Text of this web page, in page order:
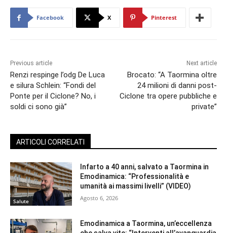
Facebook X Pinterest
Previous article
Renzi respinge l’odg De Luca
e silura Schlein: “Fondi del
Ponte per il Ciclone? No, i
soldi ci sono già”
Next article
Brocato: “A Taormina oltre
24 milioni di danni post-
Ciclone tra opere pubbliche e
private”
ARTICOLI CORRELATI
Salute
Infarto a 40 anni, salvato a Taormina in
Emodinamica: “Professionalità e
umanità ai massimi livelli” (VIDEO)
Agosto 6, 2026
Emodinamica a Taormina, un’eccellenza